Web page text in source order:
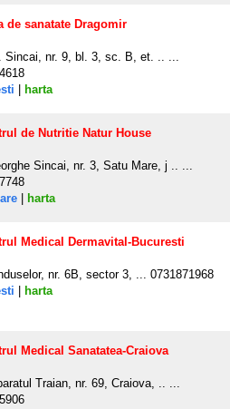
de sanatate Dragomir
Sincai, nr. 9, bl. 3, sc. B, et. .. ...
harta
de Nutritie Natur House
Sincai, nr. 3, Satu Mare, j .. ...
harta
Medical Dermavital-Bucuresti
nr. 6B, sector 3, ... 0731871968
harta
Medical Sanatatea-Craiova
Traian, nr. 69, Craiova, .. ...